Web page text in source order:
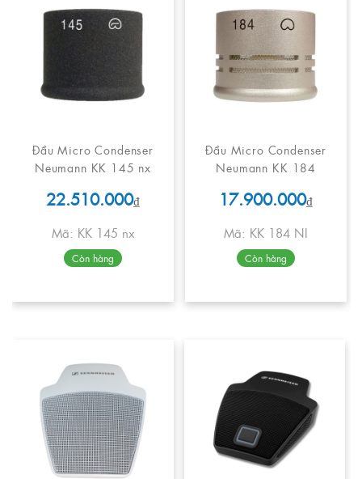
Đầu Micro Condenser
Neumann KK 145 nx
22.510.000₫
Mã: KK 145 nx
Còn hàng
Đầu Micro Condenser
Neumann KK 184
17.900.000₫
Mã: KK 184 NI
Còn hàng